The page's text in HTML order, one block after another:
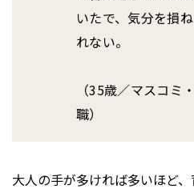
いたで、気分を損
れない。
（35歳／マスコミ
職）
大人の手が多ければ多いほど